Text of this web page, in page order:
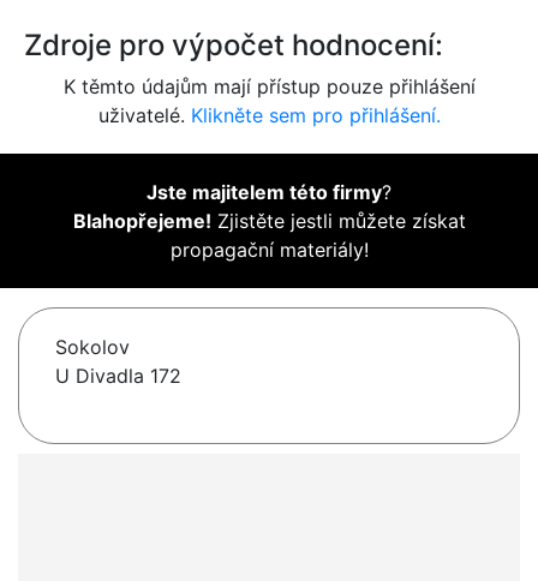
Zdroje pro výpočet hodnocení:
K těmto údajům mají přístup pouze přihlášení
uživatelé. Klikněte sem pro přihlášení.
Jste majitelem této firmy?
Blahopřejeme! Zjistěte jestli můžete získat
propagační materiály!
Sokolov
U Divadla 172